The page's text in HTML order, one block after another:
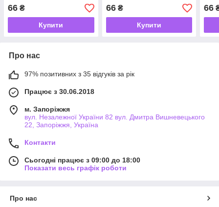
66 ₴
Купити
66₴
Купити
66
Про нас
97% позитивних з 35 відгуків за рік
Працює з 30.06.2018
м. Запоріжжя
вул. Незалежної України 82 вул. Дмитра Вишневецького
22, Запоріжжя, Україна
Контакти
Сьогодні працює з 09:00 до 18:00
Показати весь графік роботи
Про нас